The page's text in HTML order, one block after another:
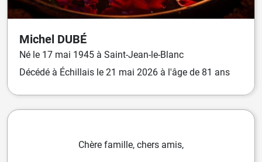
Michel DUBÉ
Né le 17 mai 1945 à Saint-Jean-le-Blanc
Décédé à Échillais le 21 mai 2026 à l'âge de 81 ans
Chère famille, chers amis,